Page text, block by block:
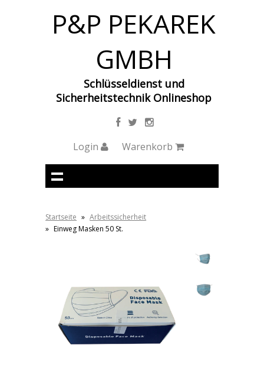
P&P PEKAREK
GMBH
Schlüsseldienst und
Sicherheitstechnik Onlineshop
Login Warenkorb
Startseite » Arbeitssicherheit
» Einweg Masken 50 St.